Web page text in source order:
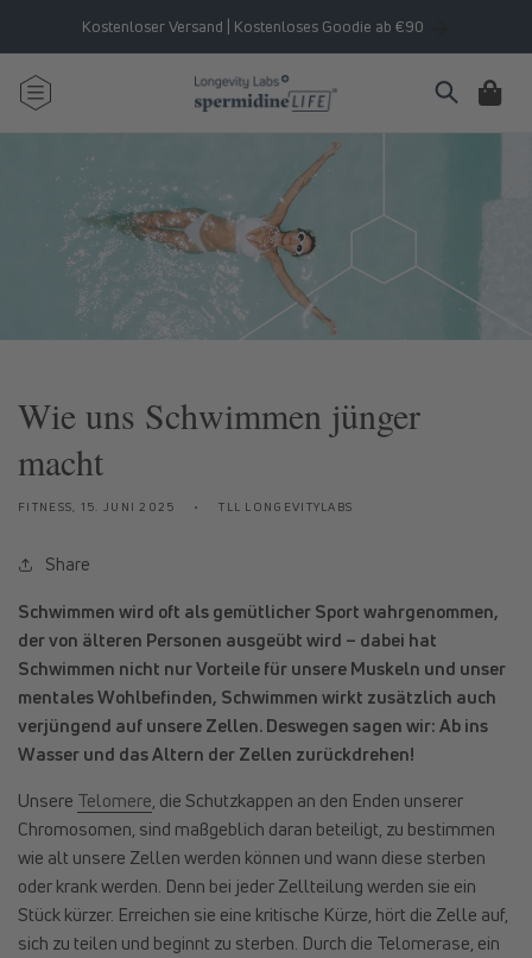
Inhalt
Kostenloser Versand | Kostenloses Goodie ab €90
Warenkorb
Wie uns Schwimmen jünger
macht
FITNESS, 15. JUNI 2025 TLL LONGEVITYLABS
Share
Schwimmen wird oft als gemütlicher Sport wahrgenommen,
der von älteren Personen ausgeübt wird – dabei hat
Schwimmen nicht nur Vorteile für unsere Muskeln und unser
mentales Wohlbefinden, Schwimmen wirkt zusätzlich auch
verjüngend auf unsere Zellen. Deswegen sagen wir: Ab ins
Wasser und das Altern der Zellen zurückdrehen!
Unsere Telomere, die Schutzkappen an den Enden unserer
Chromosomen, sind maßgeblich daran beteiligt, zu bestimmen
wie alt unsere Zellen werden können und wann diese sterben
oder krank werden. Denn bei jeder Zellteilung werden sie ein
Stück kürzer. Erreichen sie eine kritische Kürze, hört die Zelle auf,
sich zu teilen und beginnt zu sterben. Durch die Telomerase, ein